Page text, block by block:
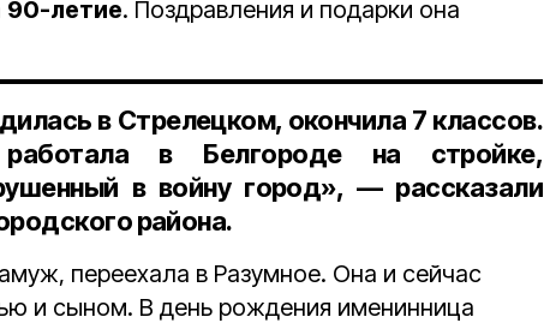
90-летие. Поздравления и подарки она
в Стрелецком, окончила 7 классов.
в Белгороде на стройке,
в войну город», — рассказали
района.
переехала в Разумное. Она и сейчас
и сыном. В день рождения именинница